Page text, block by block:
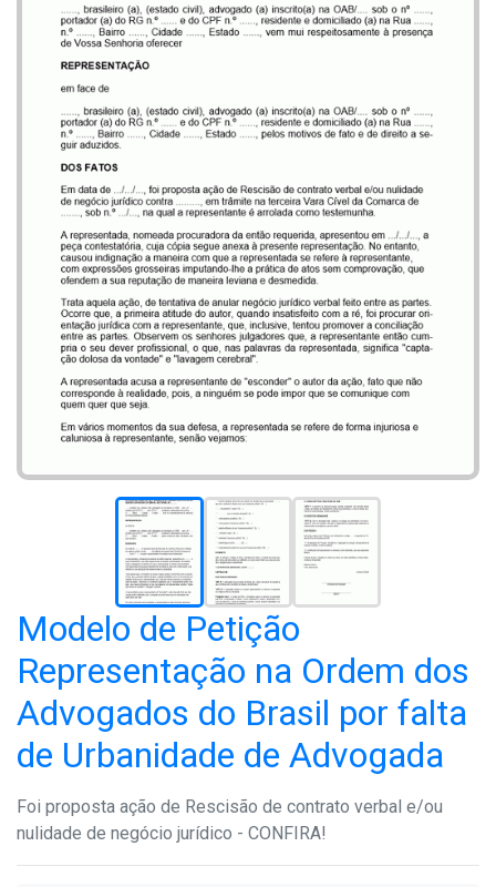
Modelo de Petição
Representação na Ordem dos
Advogados do Brasil por falta
de Urbanidade de Advogada
Foi proposta ação de Rescisão de contrato verbal e/ou
nulidade de negócio jurídico - CONFIRA!